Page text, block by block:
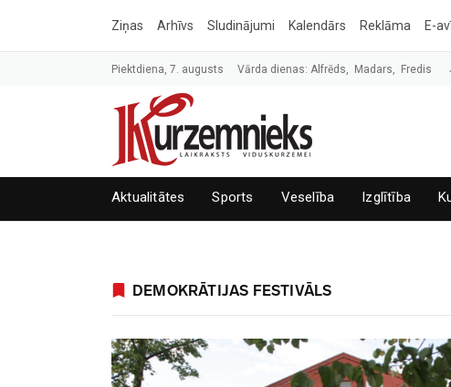
Ziņas Arhīvs Sludinājumi Kalendārs Reklāma E-
Piektdiena, 7. augusts Vārda dienas: Alfrēds, Madars, Fredis
Aktualitātes Sports Veselība Izglītība
DEMOKRĀTIJAS FESTIVĀLS